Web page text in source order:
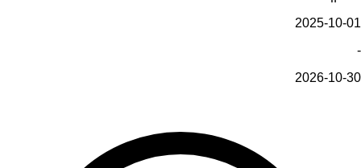
2025-10-01
-
2026-10-30